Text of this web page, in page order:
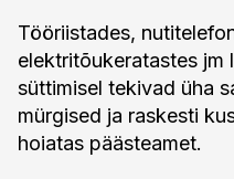
Tööriistades,
elektritõukeratastes jm
süttimisel tekivad üha
mürgised ja raskesti
hoiatas päästeamet.